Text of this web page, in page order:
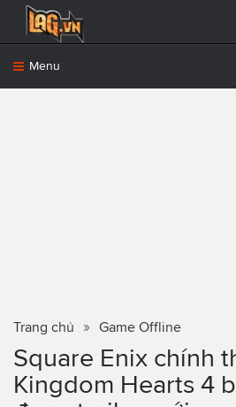
Menu
Trang chủ Game Offline
Square Enix chính
Kingdom Hearts 4